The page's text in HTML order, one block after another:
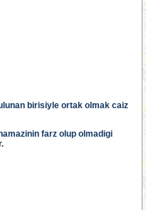
birisiyle ortak olmak caiz
farz olup olmadigi